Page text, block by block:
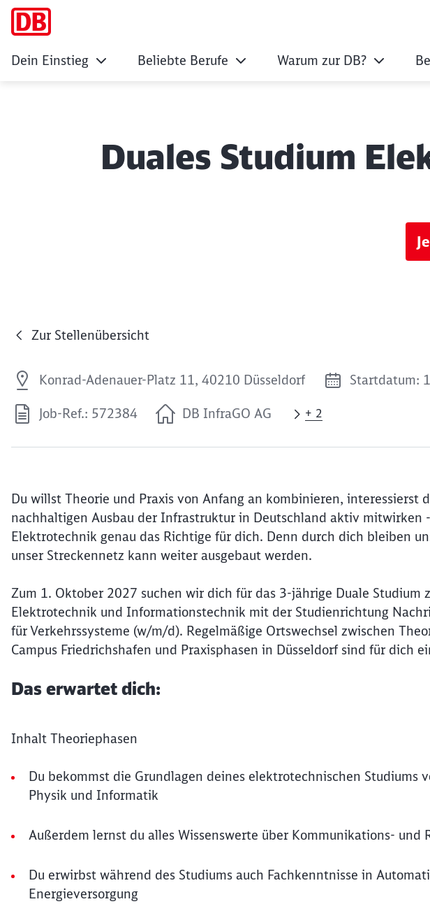
Dein Einstieg Beliebte Berufe Warum zur DB?
Duales Studium
Zur Stellenübersicht
Konrad-Adenauer-Platz 11, 40210 Düsseldorf Startdatum:
Job-Ref.: 572384 DB InfraGO AG + 2
Du willst Theorie und Praxis von Anfang an kombinieren, interessierst
nachhaltigen Ausbau der Infrastruktur in Deutschland aktiv mitwirken
Elektrotechnik genau das Richtige für dich. Denn durch dich bleiben
unser Streckennetz kann weiter ausgebaut werden.
Zum 1. Oktober 2027 suchen wir dich für das 3-jährige Duale Studium
Elektrotechnik und Informationstechnik mit der Studienrichtung
für Verkehrssysteme (w/m/d). Regelmäßige Ortswechsel zwischen
Campus Friedrichshafen und Praxisphasen in Düsseldorf sind für dich
Das erwartet dich:
Inhalt Theoriephasen
Du bekommst die Grundlagen deines elektrotechnischen
Physik und Informatik
Außerdem lernst du alles Wissenswerte über Kommunikations- und
Du erwirbst während des Studiums auch Fachkenntnisse in
Energieversorgung